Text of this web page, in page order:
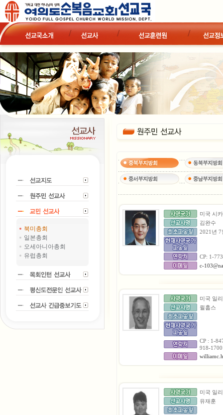
북미총회
일본총회
오세아니아총회
유럽총회
미국 시
김완수
2021년 7
CP: 1-
c-
미국 일
윌훕스
CP : 1-
918-
미국 일
유재훈